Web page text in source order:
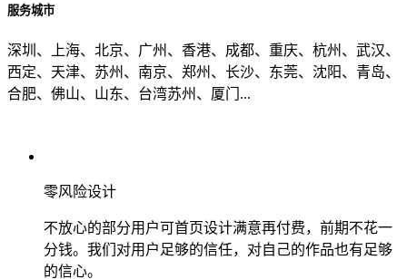
服务城市
深圳、上海、北京、广州、香港、成都、重庆、杭州、武汉、
西定、天津、苏州、南京、郑州、长沙、东莞、沈阳、青岛、
合肥、佛山、山东、台湾苏州、厦门...
零风险设计
不放心的部分用户可首页设计满意再付费，前期不花一
分钱。我们对用户足够的信任，对自己的作品也有足够
的信心。